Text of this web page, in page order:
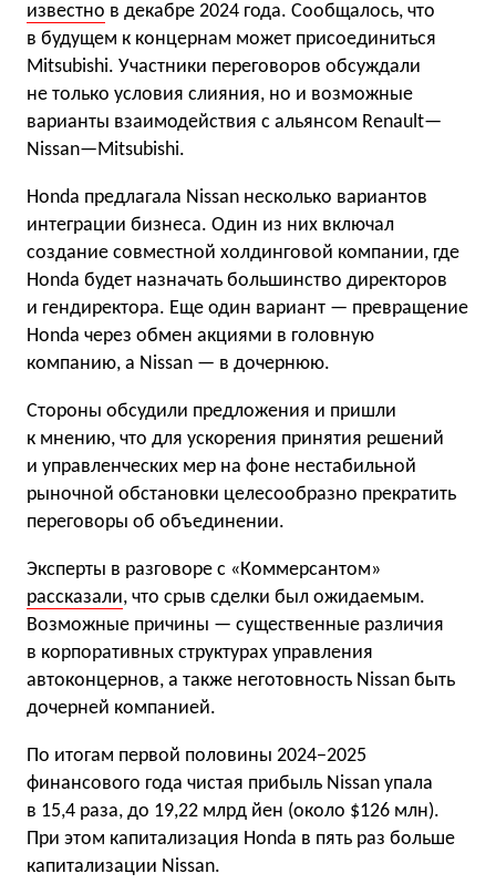
известно в декабре 2024 года. Сообщалось, что
в будущем к концернам может присоединиться
Mitsubishi. Участники переговоров обсуждали
не только условия слияния, но и возможные
варианты взаимодействия с альянсом Renault—
Nissan—Mitsubishi.
Honda предлагала Nissan несколько вариантов
интеграции бизнеса. Один из них включал
создание совместной холдинговой компании, где
Honda будет назначать большинство директоров
и гендиректора. Еще один вариант — превращение
Honda через обмен акциями в головную
компанию, а Nissan — в дочернюю.
Стороны обсудили предложения и пришли
к мнению, что для ускорения принятия решений
и управленческих мер на фоне нестабильной
рыночной обстановки целесообразно прекратить
переговоры об объединении.
Эксперты в разговоре с «Коммерсантом»
рассказали, что срыв сделки был ожидаемым.
Возможные причины — существенные различия
в корпоративных структурах управления
автоконцернов, а также неготовность Nissan быть
дочерней компанией.
По итогам первой половины 2024−2025
финансового года чистая прибыль Nissan упала
в 15,4 раза, до 19,22 млрд йен (около $126 млн).
При этом капитализация Honda в пять раз больше
капитализации Nissan.